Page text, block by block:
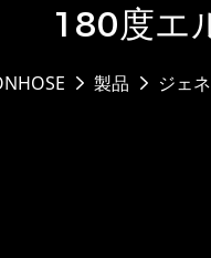
180度エ
製品 ジェ